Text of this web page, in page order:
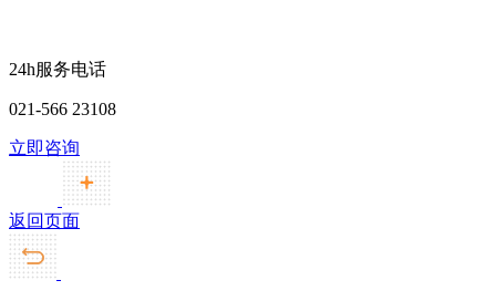
24h服务电话
021-566 23108
立即咨询
返回页面